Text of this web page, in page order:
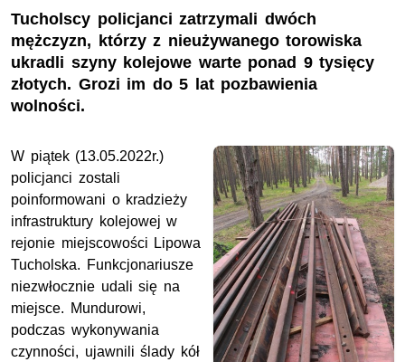
Tucholscy policjanci zatrzymali dwóch
mężczyzn, którzy z nieużywanego torowiska
ukradli szyny kolejowe warte ponad 9 tysięcy
złotych. Grozi im do 5 lat pozbawienia
wolności.
W piątek (13.05.2022r.)
policjanci zostali
poinformowani o kradzieży
infrastruktury kolejowej w
rejonie miejscowości Lipowa
Tucholska. Funkcjonariusze
niezwłocznie udali się na
miejsce. Mundurowi,
podczas wykonywania
czynności, ujawnili ślady kół